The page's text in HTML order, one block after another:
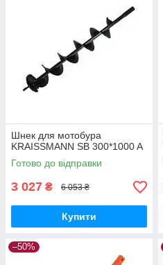
Шнек для мотобура
KRAISSMANN SB 300*1000 A
Готово до відправки
3 027 ₴ 6 053 ₴
Купити
–50%